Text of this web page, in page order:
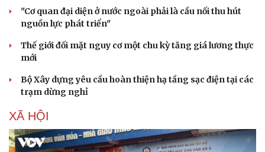
"Cơ quan đại diện ở nước ngoài phải là cầu nối thu hút
nguồn lực phát triển"
Thế giới đối mặt nguy cơ một chu kỳ tăng giá lương thực
mới
Bộ Xây dựng yêu cầu hoàn thiện hạ tầng sạc điện tại các
trạm dừng nghỉ
XÃ HỘI